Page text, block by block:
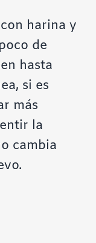
harina y
de
hasta
si es
más
la
cambia